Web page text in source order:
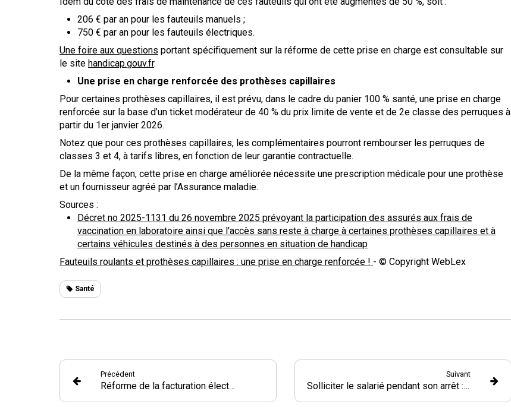
206 € par an pour les fauteuils manuels ;
750 € par an pour les fauteuils électriques.
Une foire aux questions portant spécifiquement sur la réforme de cette prise en charge est consultable sur
le site handicap.gouv.fr.
Une prise en charge renforcée des prothèses capillaires
Pour certaines prothèses capillaires, il est prévu, dans le cadre du panier 100 % santé, une prise en charge
renforcée sur la base d’un ticket modérateur de 40 % du prix limite de vente et de 2e classe des perruques à
partir du 1er janvier 2026.
Notez que pour ces prothèses capillaires, les complémentaires pourront rembourser les perruques de
classes 3 et 4, à tarifs libres, en fonction de leur garantie contractuelle.
De la même façon, cette prise en charge améliorée nécessite une prescription médicale pour une prothèse
et un fournisseur agréé par l’Assurance maladie.
Sources :
Décret no 2025-1131 du 26 novembre 2025 prévoyant la participation des assurés aux frais de
vaccination en laboratoire ainsi que l'accès sans reste à charge à certaines prothèses capillaires et à
certains véhicules destinés à des personnes en situation de handicap
Fauteuils roulants et prothèses capillaires : une prise en charge renforcée ! - © Copyright WebLex
Santé
Précédent
Réforme de la facturation électronique : même pour les SCI ?
Suivant
Solliciter le salarié pendant son arrêt : dommage automatique ?